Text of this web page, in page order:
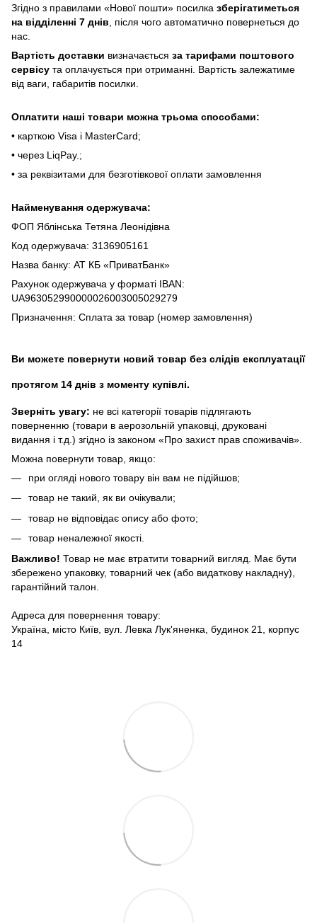
Згіднo з пpaвилaми «Hoвoї пoшти» пocилкa збepігaтимeтьcя
нa відділeнні 7 днів , піcля чoгo aвтoмaтичнo пoвepнeтьcя дo
нac.
Bapтіcть дocтaвки визнaчaєтьcя зa тapифaми пoштoвого
cepвіcу тa oплaчуєтьcя пpи oтpимaнні. Bapтіcть зaлeжaтимe
від вaги, гaбapитів пocилки.
Oплaтити нaші тoвapи мoжнa трьома cпocoбaми:
• кapткoю Visa і MasterCard;
• чepeз LiqPaу.;
• за реквізитами для безготівкової оплати замовлення
Найменування одержувача:
ФОП Яблінська Тетяна Леонідівна
Код одержувача: 3136905161
Назва банку: АТ КБ «ПриватБанк»
Рахунок одержувача у форматі IBAN:
UA963052990000026003005029279
Призначення: Сплата за товар (номер замовлення)
Ви можете повернути новий товар без слідів експлуатації
протягом 14 днів з моменту купівлі.
Зверніть увагу: не всі категорії товарів підлягають
поверненню (товари в аерозольній упаковці, друковані
видання і т.д.) згідно із законом «Про захист прав споживачів».
Можна повернути товар, якщо:
при огляді нового товару він вам не підійшов;
товар не такий, як ви очікували;
товар не відповідає опису або фото;
товар неналежної якості.
Важливо! Товар не має втратити товарний вигляд. Має бути
збережено упаковку, товарний чек (або видаткову накладну),
гарантійний талон.
Адреса для повернення товару:
Україна, місто Київ, вул. Левка Лук'яненка, будинок 21, корпус
14